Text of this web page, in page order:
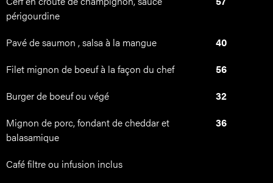
périgourdine
Pavé de saumon , salsa à la mangue
40
Filet mignon de boeuf à la façon du chef
56
Burger de boeuf ou végé
32
Mignon de porc, fondant de cheddar et
balasamique
36
Café filtre ou infusion inclus